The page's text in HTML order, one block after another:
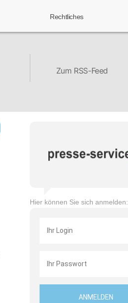
Rechtliches
Zum RSS-Feed
Hier können Sie sich anmelden: